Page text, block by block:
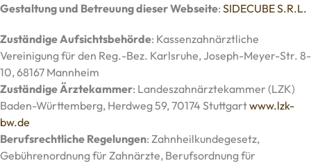
Gestaltung und Betreuung dieser Webseite: SIDECUBE S.R.L.
Zuständige Aufsichtsbehörde: Kassenzahnärztliche
Vereinigung für den Reg.-Bez. Karlsruhe, Joseph-Meyer-Str. 8-
10, 68167 Mannheim
Zuständige Ärztekammer: Landeszahnärztekammer (LZK)
Baden-Württemberg, Herdweg 59, 70174 Stuttgartwww.lzk-
bw.de
Berufsrechtliche Regelungen: Zahnheilkundegesetz,
Gebührenordnung für Zahnärzte, Berufsordnung für